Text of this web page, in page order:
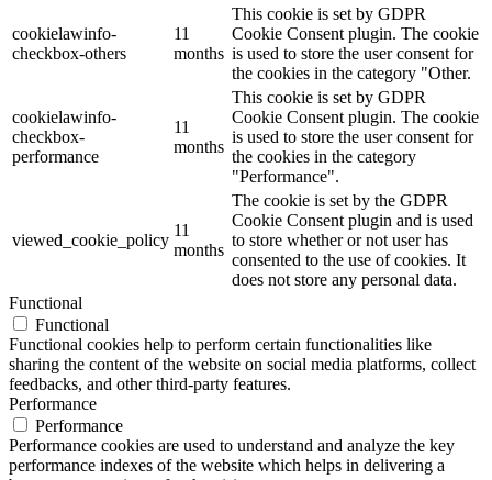
cookielawinfo-
checkbox-others
11
months
This cookie is set by GDPR
Cookie Consent plugin. The cookie
is used to store the user consent for
the cookies in the category "Other.
cookielawinfo-
checkbox-
performance
11
months
This cookie is set by GDPR
Cookie Consent plugin. The cookie
is used to store the user consent for
the cookies in the category
"Performance".
viewed_cookie_policy
11
months
The cookie is set by the GDPR
Cookie Consent plugin and is used
to store whether or not user has
consented to the use of cookies. It
does not store any personal data.
Functional
Functional
Functional cookies help to perform certain functionalities like
sharing the content of the website on social media platforms, collect
feedbacks, and other third-party features.
Performance
Performance
Performance cookies are used to understand and analyze the key
performance indexes of the website which helps in delivering a